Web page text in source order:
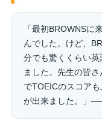
「最初BROWNSに
んでした。けど、
分でも驚くくらい
ました。先生の皆
でTOEICのスコア
が出来ました。」